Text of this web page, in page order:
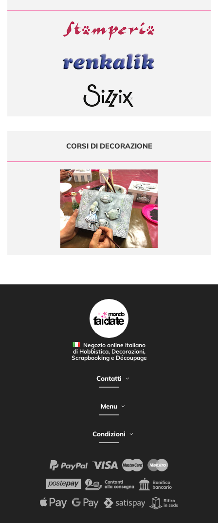
CORSI DI DECORAZIONE
Negozio online italiano
di Hobbistica, Decorazioni,
Scrapbooking e Découpage
Contatti
Menu
Condizioni